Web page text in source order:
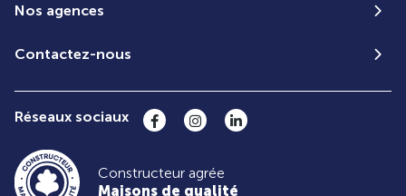
Nos agences
Contactez-nous
Réseaux sociaux
Constructeur agrée
Maisons de qualité